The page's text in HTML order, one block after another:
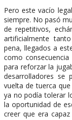
Pero este vacío
siempre. No pasó
de repetitivos,
artificialmente
pena, llegados a
como
para reforzar la
desarrolladores
vuelta de tuerca
ya no podía tolerar
la oportunidad de
creer que era